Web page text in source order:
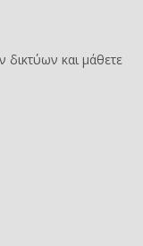
δικτύων και μάθετε